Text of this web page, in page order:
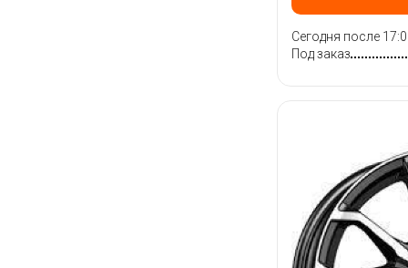
Сегодня после
Под заказ